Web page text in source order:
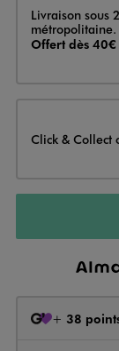
Livraison
Livraison sous
métropolitaine.
Offert dès 40€
Click & Collect
+ 38